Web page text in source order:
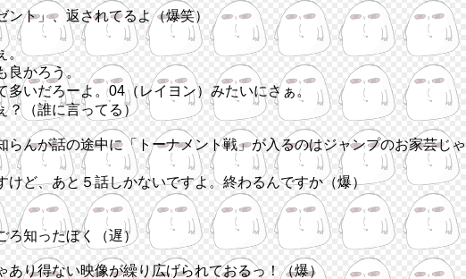
ト」、返されてるよ（爆笑）
。
かろう。
いだろーよ。04（レイヨン）みたいにさぁ。
？（誰に言ってる）
んが話の途中に「トーナメント戦」が入るのはジャンプのお家芸じ
ど、あと５話しかないですよ。終わるんですか（爆）
ろ知ったぼく（遅）
り得ない映像が繰り広げられておるっ！（爆）